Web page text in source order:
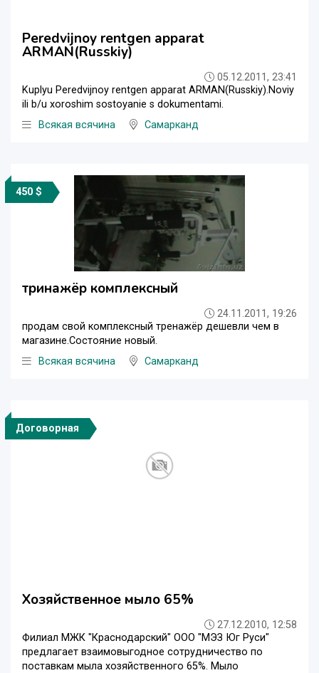
Peredvijnoy rentgen apparat
ARMAN(Russkiy)
05.12.2011, 23:41
Kuplyu Peredvijnoy rentgen apparat ARMAN(Russkiy).Noviy
ili b/u xoroshim sostoyanie s dokumentami.
Всякая всячина
Самарканд
450 $
тринажёр комплексный
24.11.2011, 19:26
продам свой комплексный тренажёр дешевли чем в
магазине.Состояние новый.
Всякая всячина
Самарканд
Договорная
Хозяйственное мыло 65%
27.12.2010, 12:58
Филиал МЖК "Краснодарский" ООО "МЭЗ Юг Руси"
предлагает взаимовыгодное сотрудничество по
поставкам мыла хозяйственного 65%. Мыло